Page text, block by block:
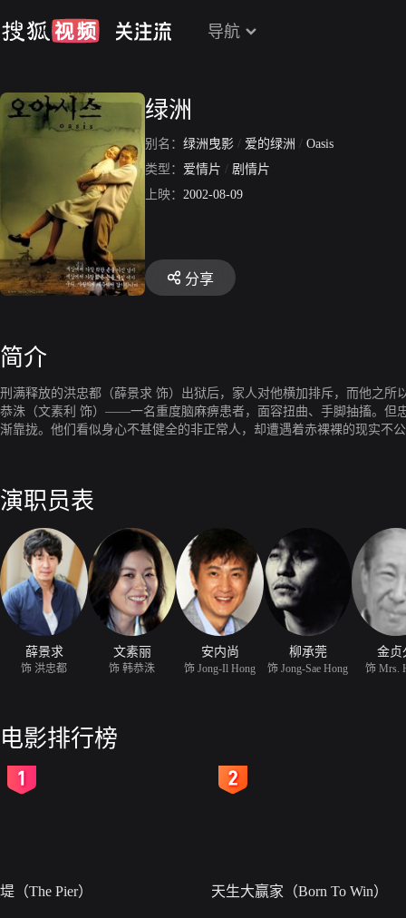
导航
绿洲
别名： 绿洲曳影 / 爱的绿洲 / Oasis
类型： 爱情片 / 剧情片
上映： 2002-08-09
分享
简介
刑满释放的洪忠都（薛景求 饰）出狱后，家人对他横加排斥，而他之
恭洙（文素利 饰）——一名重度脑麻痹患者，面容扭曲、手脚抽搐。但
渐靠拢。他们看似身心不甚健全的非正常人，却遭遇着赤裸裸的现实不
演职员表
薛景求
饰 洪忠都
文素丽
饰 韩恭洙
安内尚
饰 Jong-Il Hong
柳承莞
饰 Jong-Sae Hong
金贞
饰 Mrs.
电影排行榜
堤（The Pier） 天生大赢家（Born To Win）